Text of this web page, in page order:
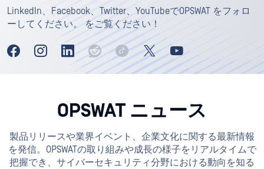
LinkedIn、Facebook、Twitter、YouTubeでOPSWAT をフォロ
ーしてください。 をご覧ください！
OPSWAT ニュース
製品リリースや業界イベント、企業文化に関する最新情報
を発信。OPSWATの取り組みや成長の様子をリアルタイムで
把握でき、サイバーセキュリティ分野における動向を知る